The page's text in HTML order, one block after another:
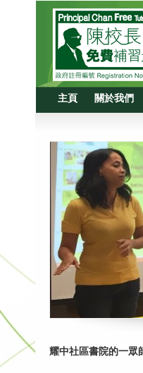
主頁 關於我們
耀中社區書院的一眾